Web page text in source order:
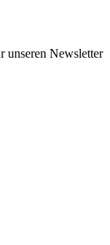
unseren Newsletter